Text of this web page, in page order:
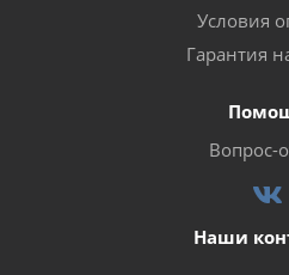
Условия
Гарантия
Вопрос-
Наши